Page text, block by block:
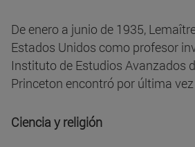
De enero a junio de 1935,
Estados Unidos como profesor
Instituto de Estudios Avanzados
Princeton encontró por última
Ciencia y religión